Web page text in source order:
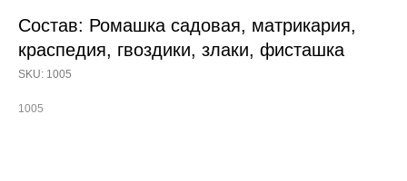
Состав: Ромашка садовая, матрикария,
краспедия, гвоздики, злаки, фисташка
SKU: 1005
1005